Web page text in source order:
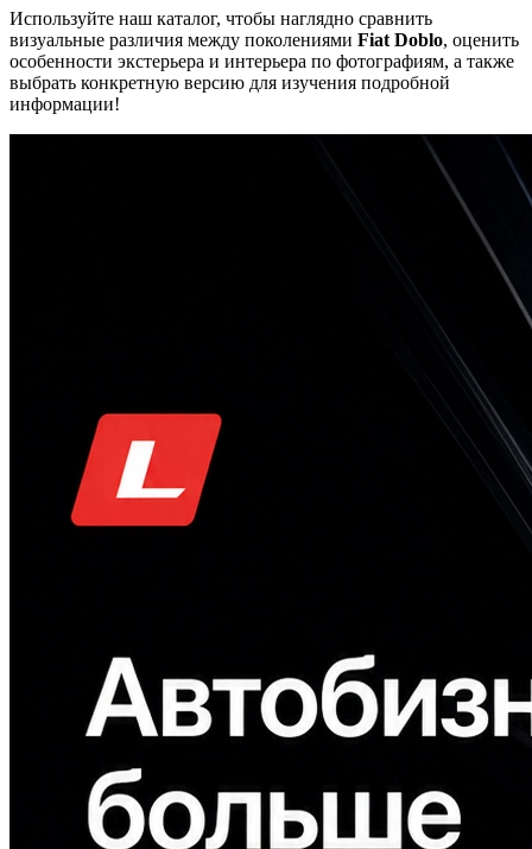
Используйте наш каталог, чтобы наглядно сравнить
визуальные различия между поколениями Fiat Doblo, оценить
особенности экстерьера и интерьера по фотографиям, а также
выбрать конкретную версию для изучения подробной
информации!